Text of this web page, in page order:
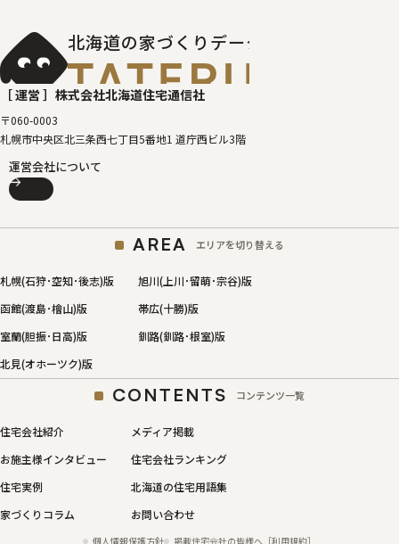
北海道の家づくりデータベース
［ 運営 ］ 株式会社北海道住宅通信社
〒060-0003
札幌市中央区北三条西七丁目5番地1 道庁西ビル3階
運営会社について
AREA エリアを切り替える
札幌(石狩･空知･後志)版
旭川(上川･留萌･宗谷)版
函館(渡島･檜山)版
帯広(十勝)版
室蘭(胆振･日高)版
釧路(釧路･根室)版
北見(オホーツク)版
CONTENTS コンテンツ一覧
住宅会社紹介
メディア掲載
お施主様インタビュー
住宅会社ランキング
住宅実例
北海道の住宅用語集
家づくりコラム
お問い合わせ
個人情報保護方針 掲載住宅会社の皆様へ［利用規約］